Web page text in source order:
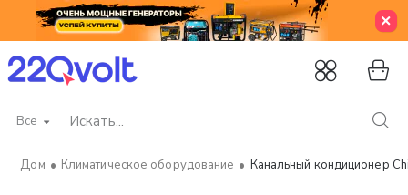
Все
Искать...
Климатическое оборудование Канальный кондиционер